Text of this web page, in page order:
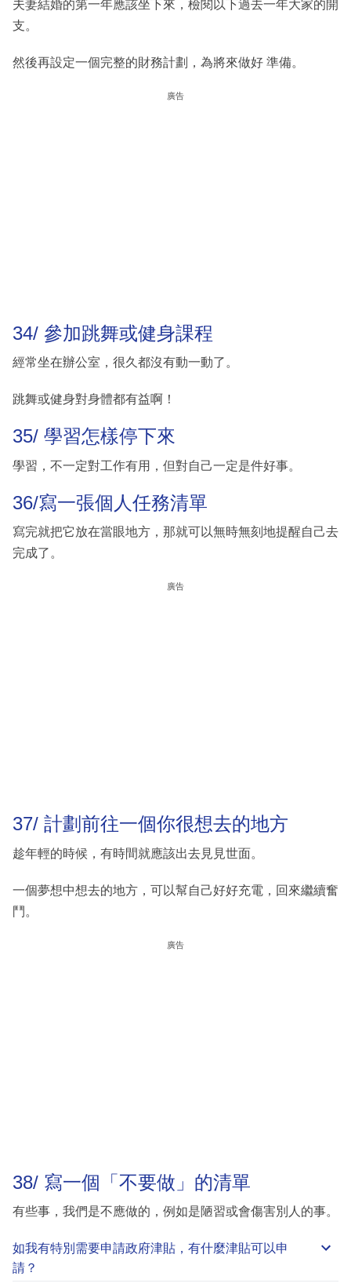
夫妻結婚的第一年應該坐下來，檢閱以下過去一年大家的開
支。
然後再設定一個完整的財務計劃，為將來做好 準備。
廣告
34/ 參加跳舞或健身課程
經常坐在辦公室，很久都沒有動一動了。
跳舞或健身對身體都有益啊！
35/ 學習怎樣停下來
學習，不一定對工作有用，但對自己一定是件好事。
36/寫一張個人任務清單
寫完就把它放在當眼地方，那就可以無時無刻地提醒自己去
完成了。
廣告
37/ 計劃前往一個你很想去的地方
趁年輕的時候，有時間就應該出去見見世面。
一個夢想中想去的地方，可以幫自己好好充電，回來繼續奮
鬥。
廣告
38/ 寫一個「不要做」的清單
有些事，我們是不應做的，例如是陋習或會傷害別人的事。
如我有特別需要申請政府津貼 ，有什麼津貼可以申
請？